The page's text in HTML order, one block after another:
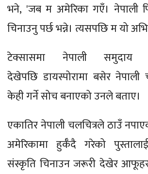
भने, 'जब म अमेरिका गएँ। नेपाली
चिनाउनु पर्छ भन्ने। त्यसपछि म यो
टेक्सासमा नेपाली समुदाय
देखेपछि डायस्पोरामा बसेर नेपाली
केही गर्ने सोच बनाएको उनले बताए।
एकातिर नेपाली चलचित्रले ठाउँ
अमेरिकामा हुर्कँदै गरेको
संस्कृति चिनाउन जरूरी देखेर